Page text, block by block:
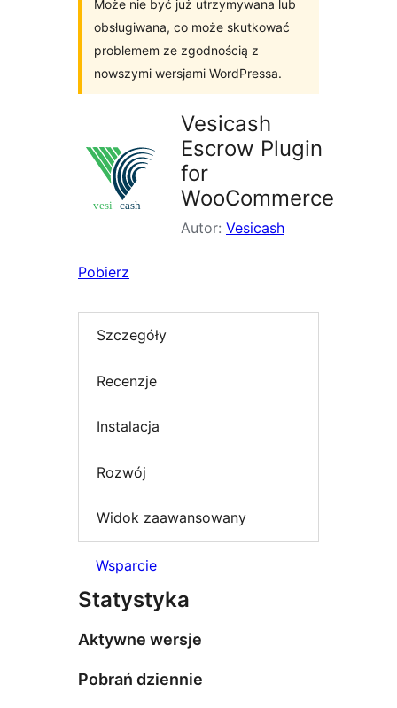
Może nie być już utrzymywana lub
obsługiwana, co może skutkować
problemem ze zgodnością z
nowszymi wersjami WordPressa.
Vesicash
Escrow Plugin
for
WooCommerce
Autor: Vesicash
Pobierz
Szczegóły
Recenzje
Instalacja
Rozwój
Widok zaawansowany
Wsparcie
Statystyka
Aktywne wersje
Pobrań dziennie